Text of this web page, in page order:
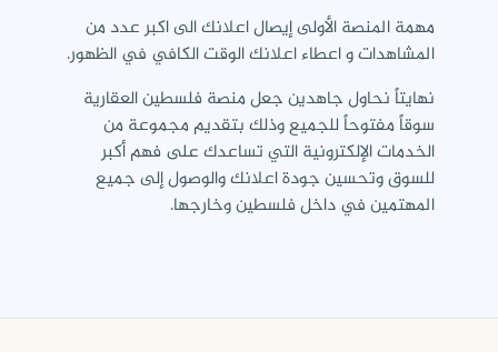
مهمة المنصة الأولى إيصال اعلانك الى اكبر عدد من
المشاهدات و اعطاء اعلانك الوقت الكافي في الظهور.
نهايتاً نحاول جاهدين جعل منصة فلسطين العقارية
سوقاً مفتوحاً للجميع وذلك بتقديم مجموعة من
الخدمات الإلكترونية التي تساعدك على فهم أكبر
للسوق وتحسين جودة اعلانك والوصول إلى جميع
المهتمين في داخل فلسطين وخارجها.